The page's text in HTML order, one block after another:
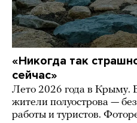
«Никогда так
сейчас»
Лето 2026 года в Крыму.
жители полуострова —
работы и туристов.